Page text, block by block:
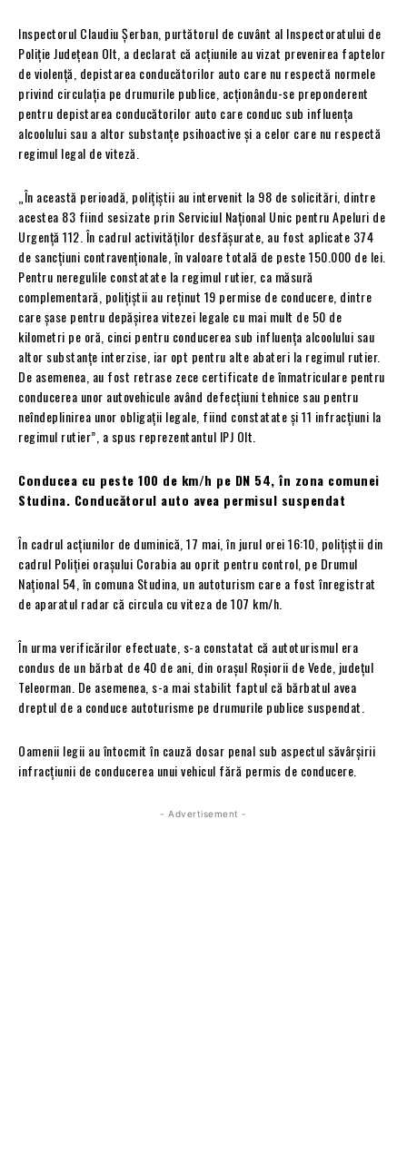
Inspectorul Claudiu Șerban, purtătorul de cuvânt al Inspectoratului de
Poliție Județean Olt, a declarat că acțiunile au vizat prevenirea faptelor
de violență, depistarea conducătorilor auto care nu respectă normele
privind circulația pe drumurile publice, acționându-se preponderent
pentru depistarea conducătorilor auto care conduc sub influența
alcoolului sau a altor substanțe psihoactive și a celor care nu respectă
regimul legal de viteză.
„În această perioadă, poliţiştii au intervenit la 98 de solicitări, dintre
acestea 83 fiind sesizate prin Serviciul Național Unic pentru Apeluri de
Urgență 112. În cadrul activităţilor desfăşurate, au fost aplicate 374
de sancțiuni contravenționale, în valoare totală de peste 150.000 de lei.
Pentru neregulile constatate la regimul rutier, ca măsură
complementară, polițiștii au reținut 19 permise de conducere, dintre
care șase pentru depășirea vitezei legale cu mai mult de 50 de
kilometri pe oră, cinci pentru conducerea sub influența alcoolului sau
altor substanțe interzise, iar opt pentru alte abateri la regimul rutier.
De asemenea, au fost retrase zece certificate de înmatriculare pentru
conducerea unor autovehicule având defecțiuni tehnice sau pentru
neîndeplinirea unor obligații legale, fiind constatate și 11 infracțiuni la
regimul rutier”, a spus reprezentantul IPJ Olt.
Conducea cu peste 100 de km/h pe DN 54, în zona comunei
Studina. Conducătorul auto avea permisul suspendat
În cadrul acțiunilor de duminică, 17 mai, în jurul orei 16:10, polițiștii din
cadrul Poliției orașului Corabia au oprit pentru control, pe Drumul
Național 54, în comuna Studina, un autoturism care a fost înregistrat
de aparatul radar că circula cu viteza de 107 km/h.
În urma verificărilor efectuate, s-a constatat că autoturismul era
condus de un bărbat de 40 de ani, din orașul Roșiorii de Vede, județul
Teleorman. De asemenea, s-a mai stabilit faptul că bărbatul avea
dreptul de a conduce autoturisme pe drumurile publice suspendat.
Oamenii legii au întocmit în cauză dosar penal sub aspectul săvârșirii
infracțiunii de conducerea unui vehicul fără permis de conducere.
- Advertisement -